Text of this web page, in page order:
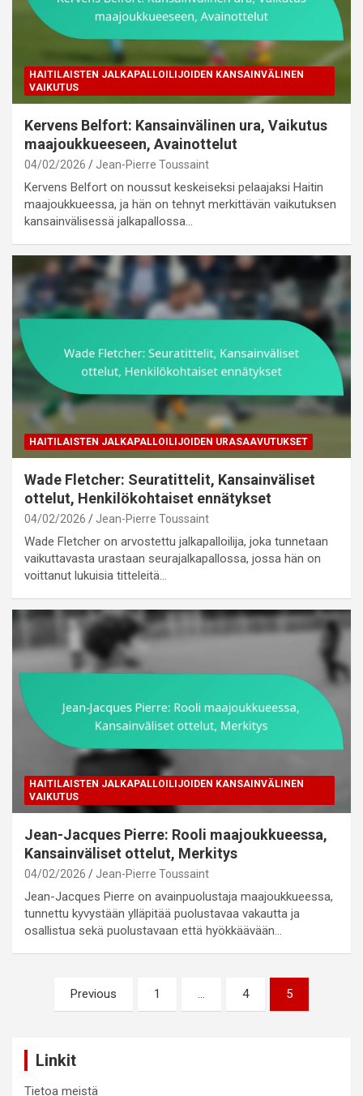
HAITILAISTEN JALKAPALLOILIJOIDEN KANSAINVÄLINEN
VAIKUTUS
Kervens Belfort: Kansainvälinen ura, Vaikutus
maajoukkueeseen, Avainottelut
04/02/2026 Jean-Pierre Toussaint
Kervens Belfort on noussut keskeiseksi pelaajaksi Haitin
maajoukkueessa, ja hän on tehnyt merkittävän vaikutuksen
kansainvälisessä jalkapallossa…
HAITILAISTEN JALKAPALLOILIJOIDEN URASAAVUTUKSET
Wade Fletcher: Seuratittelit, Kansainväliset
ottelut, Henkilökohtaiset ennätykset
04/02/2026 Jean-Pierre Toussaint
Wade Fletcher on arvostettu jalkapalloilija, joka tunnetaan
vaikuttavasta urastaan seurajalkapallossa, jossa hän on
voittanut lukuisia titteleitä…
HAITILAISTEN JALKAPALLOILIJOIDEN KANSAINVÄLINEN
VAIKUTUS
Jean-Jacques Pierre: Rooli maajoukkueessa,
Kansainväliset ottelut, Merkitys
04/02/2026 Jean-Pierre Toussaint
Jean-Jacques Pierre on avainpuolustaja maajoukkueessa,
tunnettu kyvystään ylläpitää puolustavaa vakautta ja
osallistua sekä puolustavaan että hyökkäävään…
pagination
Previous 1 … 4 5
Linkit
Tietoa meistä